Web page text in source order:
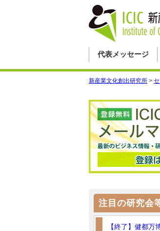
代表メッセージ
新産業文化創出研究所 >
注目の研究会
【終了】健都